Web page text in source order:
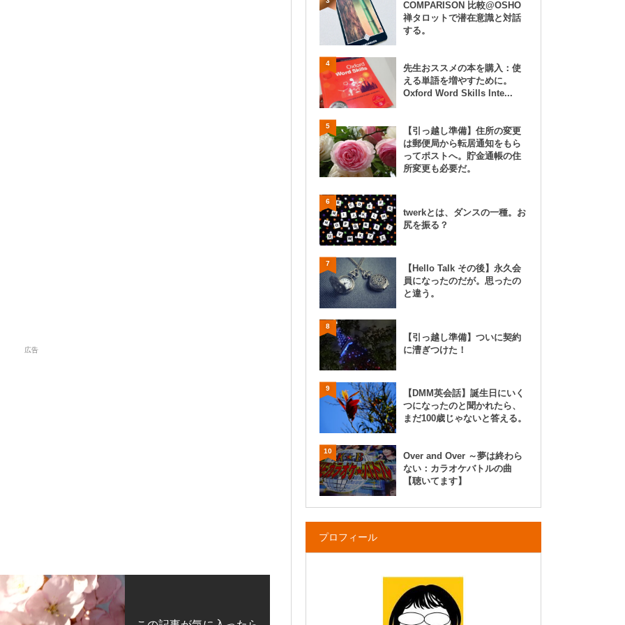
広告
COMPARISON 比較@OSHO
禅タロットで潜在意識と対話
する。
4
先生おススメの本を購入：使
える単語を増やすために。
Oxford Word Skills Inte...
5
【引っ越し準備】住所の変更
は郵便局から転居通知をもら
ってポストへ。貯金通帳の住
所変更も必要だ。
6
twerkとは、ダンスの一種。お
尻を振る？
7
【Hello Talk その後】永久会
員になったのだが。思ったの
と違う。
8
【引っ越し準備】ついに契約
に漕ぎつけた！
9
【DMM英会話】誕生日にいく
つになったのと聞かれたら、
まだ100歳じゃないと答える。
10
Over and Over ～夢は終わら
ない：カラオケバトルの曲
【聴いてます】
プロフィール